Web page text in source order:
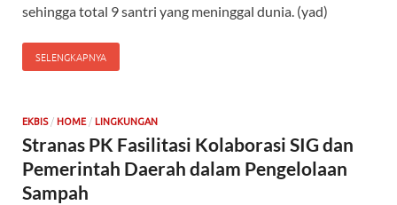
sehingga total 9 santri yang meninggal dunia. (yad)
SELENGKAPNYA
EKBIS/ HOME/ LINGKUNGAN
Stranas PK Fasilitasi Kolaborasi SIG dan
Pemerintah Daerah dalam Pengelolaan
Sampah